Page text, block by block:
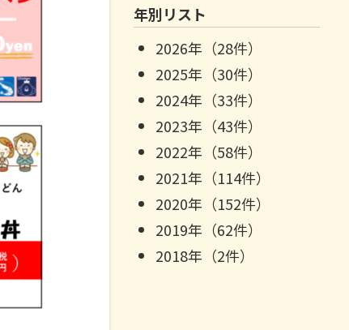
年別リスト
2026年（28件）
2025年（30件）
2024年（33件）
2023年（43件）
2022年（58件）
2021年（114件）
2020年（152件）
2019年（62件）
2018年（2件）